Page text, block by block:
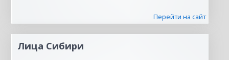
Перейти на сайт
Лица Сибири